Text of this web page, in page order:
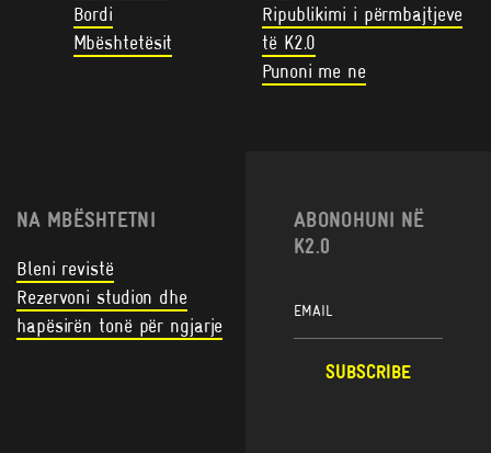
Bordi
Mbështetësit
Ripublikimi i përmbajtjeve
të K2.0
Punoni me ne
NA MBËSHTETNI
Bleni revistë
Rezervoni studion dhe
hapësirën tonë për ngjarje
ABONOHUNI NË
K2.0